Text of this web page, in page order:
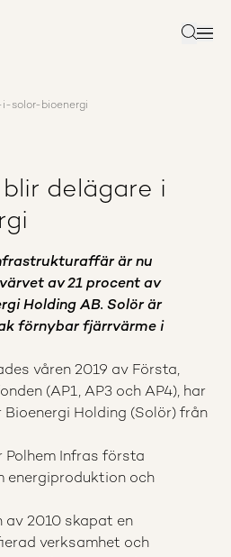
Sök
solor-bioenergi
delägare i
är nu
av 21 procent av
Holding AB. Solör är
förnybar fjärrvärme i
våren 2019 av Första,
(AP1, AP3 och AP4), har
Holding (Solör) från
Polhem Infras första
energiproduktion och
av 2010 skapat en
verksamhet och